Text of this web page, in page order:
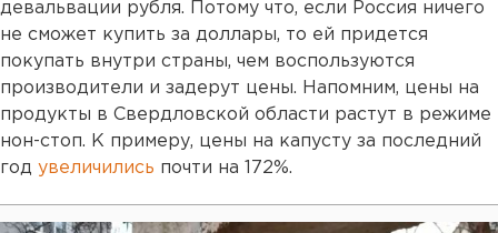
девальвации рубля. Потому что, если Россия ничего
не сможет купить за доллары, то ей придется
покупать внутри страны, чем воспользуются
производители и задерут цены. Напомним, цены на
продукты в Свердловской области растут в режиме
нон-стоп. К примеру, цены на капусту за последний
год увеличились почти на 172%.